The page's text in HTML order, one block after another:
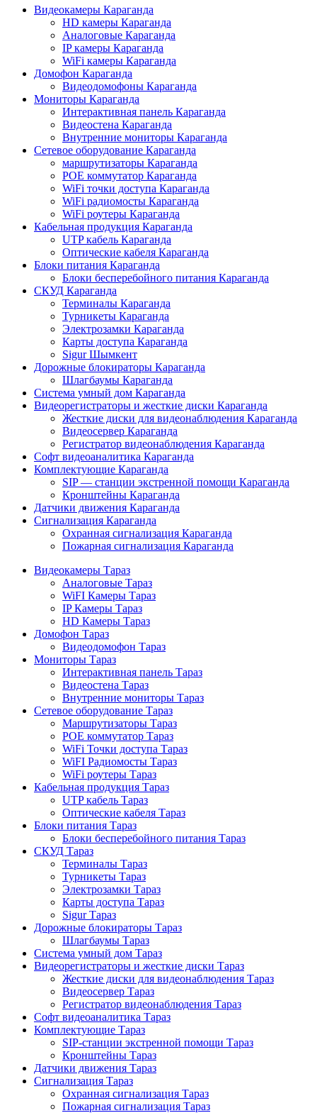
Видеокамеры Караганда
HD камеры Караганда
Аналоговые Караганда
IP камеры Караганда
WiFi камеры Караганда
Домофон Караганда
Видеодомофоны Караганда
Мониторы Караганда
Интерактивная панель Караганда
Видеостена Караганда
Внутренние мониторы Караганда
Сетевое оборудование Караганда
маршрутизаторы Караганда
POE коммутатор Караганда
WiFi точки доступа Караганда
WiFi радиомосты Караганда
WiFi роутеры Караганда
Кабельная продукция Караганда
UTP кабель Караганда
Оптические кабеля Караганда
Блоки питания Караганда
Блоки бесперебойного питания Караганда
СКУД Караганда
Терминалы Караганда
Турникеты Караганда
Электрозамки Караганда
Карты доступа Караганда
Sigur Шымкент
Дорожные блокираторы Караганда
Шлагбаумы Караганда
Система умный дом Караганда
Видеорегистраторы и жесткие диски Караганда
Жесткие диски для видеонаблюдения Караганда
Видеосервер Караганда
Регистратор видеонаблюдения Караганда
Софт видеоаналитика Караганда
Комплектующие Караганда
SIP — станции экстренной помощи Караганда
Кронштейны Караганда
Датчики движения Караганда
Сигнализация Караганда
Охранная сигнализация Караганда
Пожарная сигнализация Караганда
Видеокамеры Тараз
Аналоговые Тараз
WiFI Камеры Тараз
IP Камеры Тараз
HD Камеры Тараз
Домофон Тараз
Видеодомофон Тараз
Мониторы Тараз
Интерактивная панель Тараз
Видеостена Тараз
Внутренние мониторы Тараз
Сетевое оборудование Тараз
Маршрутизаторы Тараз
POE коммутатор Тараз
WiFi Точки доступа Тараз
WiFI Радиомосты Тараз
WiFi роутеры Тараз
Кабельная продукция Тараз
UTP кабель Тараз
Оптические кабеля Тараз
Блоки питания Тараз
Блоки бесперебойного питания Тараз
СКУД Тараз
Терминалы Тараз
Турникеты Тараз
Электрозамки Тараз
Карты доступа Тараз
Sigur Тараз
Дорожные блокираторы Тараз
Шлагбаумы Тараз
Система умный дом Тараз
Видеорегистраторы и жесткие диски Тараз
Жесткие диски для видеонаблюдения Тараз
Видеосервер Тараз
Регистратор видеонаблюдения Тараз
Софт видеоаналитика Тараз
Комплектующие Тараз
SIP-станции экстренной помощи Тараз
Кронштейны Тараз
Датчики движения Тараз
Сигнализация Тараз
Охранная сигнализация Тараз
Пожарная сигнализация Тараз